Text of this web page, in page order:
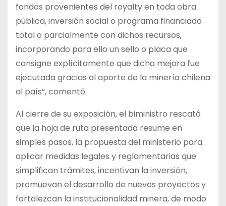
fondos provenientes del royalty en toda obra
pública, inversión social o programa financiado
total o parcialmente con dichos recursos,
incorporando para ello un sello o placa que
consigne explícitamente que dicha mejora fue
ejecutada gracias al aporte de la minería chilena
al país”, comentó.
Al cierre de su exposición, el biministro rescató
que la hoja de ruta presentada resume en
simples pasos, la propuesta del ministerio para
aplicar medidas legales y reglamentarias que
simplifican trámites, incentivan la inversión,
promuevan el desarrollo de nuevos proyectos y
fortalezcan la institucionalidad minera, de modo